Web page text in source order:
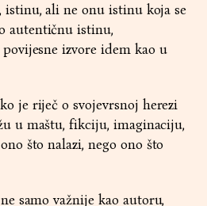
ali ne onu istinu koja se
autentičnu istinu,
izvore idem kao u
je riječ o svojevrsnoj herezi
u maštu, fikciju, imaginaciju,
što nalazi, nego ono što
samo važnije kao autoru,